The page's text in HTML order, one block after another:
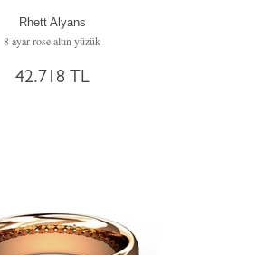
Rhett Alyans
8 ayar rose altın yüzük
42.718 TL